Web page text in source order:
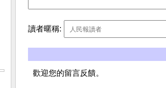
讀者暱稱:
歡迎您的留言反饋。